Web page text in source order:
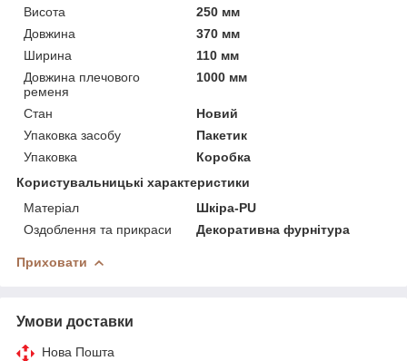
Висота
250 мм
Довжина
370 мм
Ширина
110 мм
Довжина плечового
ременя
1000 мм
Стан
Новий
Упаковка засобу
Пакетик
Упаковка
Коробка
Користувальницькі характеристики
Матеріал
Шкіра-PU
Оздоблення та прикраси
Декоративна фурнітура
Приховати
Умови доставки
Нова Пошта